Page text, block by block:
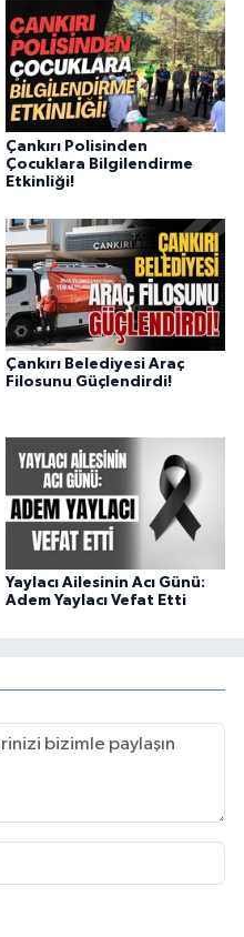
Çankırı Polisinden
Çocuklara Bilgilendirme
Etkinliği!
Çankırı Belediyesi Araç
Filosunu Güçlendirdi!
Yaylacı Ailesinin Acı Günü:
Adem Yaylacı Vefat Etti